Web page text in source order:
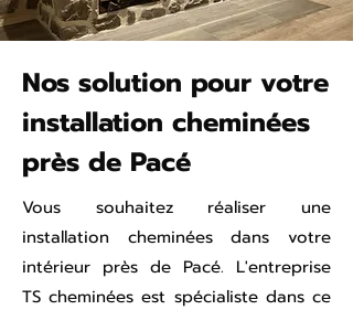
Nos solution pour votre
installation cheminées
près de Pacé
Vous souhaitez réaliser une
installation cheminées dans votre
intérieur près de Pacé. L'entreprise
TS cheminées est spécialiste dans ce